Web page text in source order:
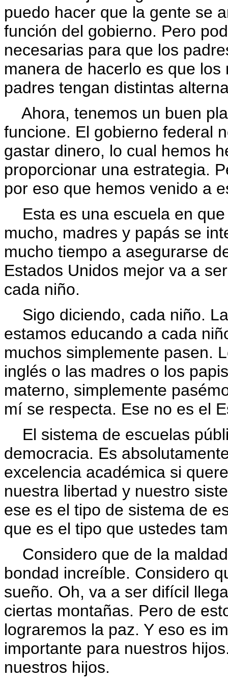
puedo hacer que la gente se
función del gobierno. Pero
necesarias para que los
manera de hacerlo es que
padres tengan distintas
Ahora, tenemos un buen
funcione. El gobierno federal
gastar dinero, lo cual hemos
proporcionar una estrategia.
por eso que hemos venido a
Esta es una escuela en
mucho, madres y papás se
mucho tiempo a asegurarse
Estados Unidos mejor va a
cada niño.
Sigo diciendo, cada niño.
estamos educando a cada
muchos simplemente pasen.
inglés o las madres o los
materno, simplemente
mí se respecta. Ese no es el
El sistema de escuelas
democracia. Es
excelencia académica si
nuestra libertad y nuestro
ese es el tipo de sistema de
que es el tipo que ustedes
Considero que de la
bondad increíble. Considero
sueño. Oh, va a ser difícil
ciertas montañas. Pero de
lograremos la paz. Y eso es
importante para nuestros
nuestros hijos.